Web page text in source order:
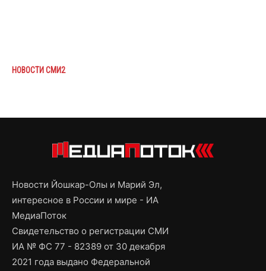
НОВОСТИ СМИ2
Новости Йошкар-Олы и Марий Эл,
интересное в России и мире - ИА
МедиаПоток
Свидетельство о регистрации СМИ
ИА № ФС 77 - 82389 от 30 декабря
2021 года выдано Федеральной